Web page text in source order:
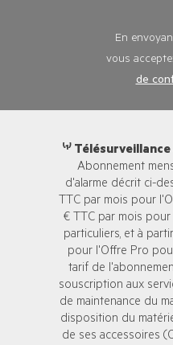
En
vous
de
⁽¹⁾
Abonnement
d'alarme décrit ci-
TTC par mois pour
€ TTC par mois
particuliers, et à
pour l'Offre Pro
tarif de
souscription aux
de maintenance du
disposition du
de ses accessoires